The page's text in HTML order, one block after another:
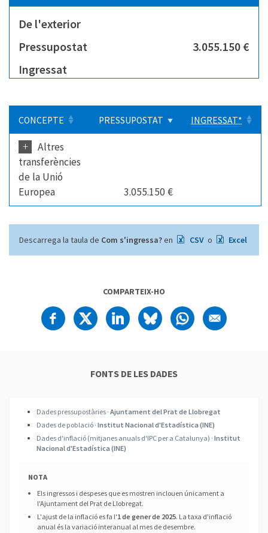
De l'exterior
Pressupostat
3.055.150 €
Ingressat
CONCEPTE PRESSUPOSTAT INGRESSAT*
+
Altres
transferències
de la Unió
Europea
3.055.150 €
Descarrega la taula de Com s'ingressa?en CSV o Excel
COMPARTEIX-HO
FONTS DE LES DADES
Dades pressupostàries · Ajuntament del Prat de Llobregat
Dades de població · Institut Nacional d'Estadística (INE)
Dades d'inflació (mitjanes anuals d'IPC per a Catalunya) · Institut
Nacional d'Estadística (INE)
NOTA
Els ingressos i despeses que es mostren inclouen únicament a
l'Ajuntament del Prat de Llobregat.
L'ajust de la inflació es fa l'1 de gener de 2025. La taxa d'inflació
anual és la variació interanual al mes de desembre.